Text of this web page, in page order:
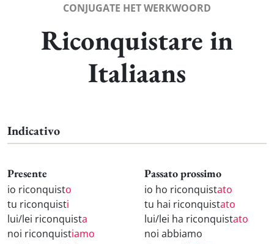
CONJUGATE HET WERKWOORD
Riconquistare in
Italiaans
Indicativo
Presente
io riconquisto
tu riconquisti
lui/lei riconquista
noi riconquistiamo
Passato prossimo
io ho riconquistato
tu hai riconquistato
lui/lei ha riconquistato
noi abbiamo